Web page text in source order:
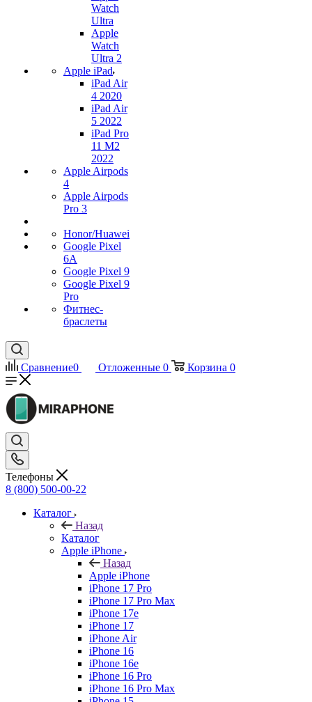
Watch
Ultra
Apple
Watch
Ultra 2
Apple iPad
iPad Air
4 2020
iPad Air
5 2022
iPad Pro
11 M2
2022
Apple Airpods
4
Apple Airpods
Pro 3
Honor/Huawei
Google Pixel
6A
Google Pixel 9
Google Pixel 9
Pro
Фитнес-
браслеты
Сравнение0 Отложенные 0 Корзина 0
Телефоны
8 (800) 500-00-22
Каталог
Назад
Каталог
Apple iPhone
Назад
Apple iPhone
iPhone 17 Pro
iPhone 17 Pro Max
iPhone 17e
iPhone 17
iPhone Air
iPhone 16
iPhone 16e
iPhone 16 Pro
iPhone 16 Pro Max